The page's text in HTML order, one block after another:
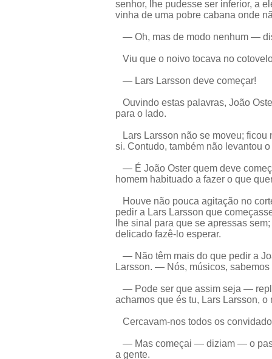
senhor, lhe pudesse ser inferior, a
vinha de uma pobre cabana onde
— Oh, mas de modo nenhum —
Viu que o noivo tocava no
— Lars Larsson deve começar!
Ouvindo estas palavras, João
para o lado.
Lars Larsson não se moveu; ficou
si. Contudo, também não levantou o
— É João Oster quem deve
homem habituado a fazer o que
Houve não pouca agitação no
pedir a Lars Larsson que
lhe sinal para que se apressas
delicado fazê-lo esperar.
— Não têm mais do que pedir a
Larsson. — Nós, músicos,
— Pode ser que assim seja —
achamos que és tu, Lars Larsson, o
Cercavam-nos todos os
— Mas começai — diziam — o
a gente.